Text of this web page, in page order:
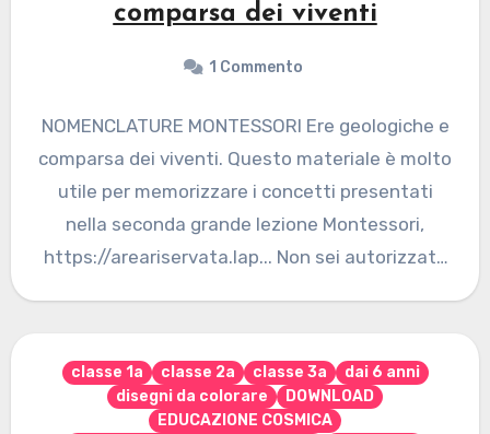
comparsa dei viventi
1 Commento
NOMENCLATURE MONTESSORI Ere geologiche e
comparsa dei viventi. Questo materiale è molto
utile per memorizzare i concetti presentati
nella seconda grande lezione Montessori,
https://areariservata.lap... Non sei autorizzato
classe 1a classe 2a classe 3a
dai 6 anni
disegni da colorare
DOWNLOAD
EDUCAZIONE COSMICA